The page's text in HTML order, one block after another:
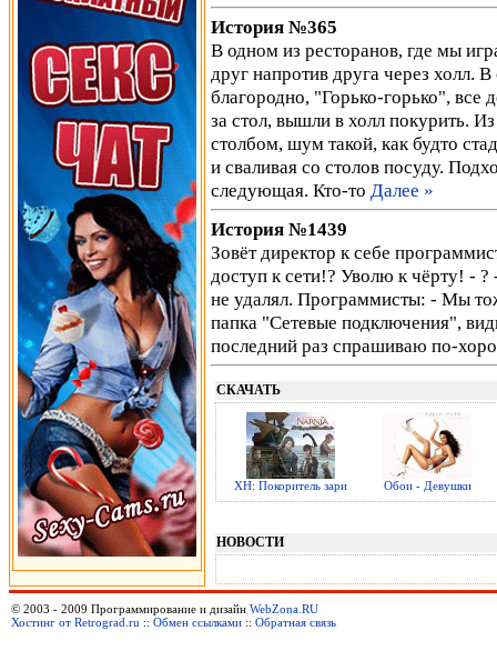
История №365
В одном из ресторанов, где мы
друг напротив друга через холл.
благородно, "Горько-горько", все
за стол, вышли в холл покурить.
столбом, шум такой, как будто
и сваливая со столов посуду.
следующая. Кто-то Далее »
История №1439
Зовёт директор к себе
доступ к сети!? Уволю к чёрту! -
не удалял. Программисты: - Мы
папка "Сетевые подключения",
последний раз спрашиваю по-
СКАЧАТЬ
ХН: Покоритель зари Обои - Девушки
НОВОСТИ
© 2003 - 2009 Программирование и дизайн WebZona.RU
Хостинг от Retrograd.ru :: Обмен ссылками :: Обратная связь